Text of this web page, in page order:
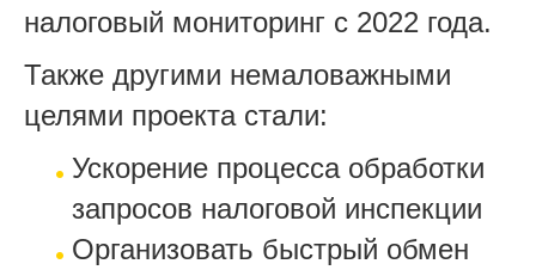
налоговый мониторинг с 2022 года.
Также другими немаловажными
целями проекта стали:
Ускорение процесса обработки
запросов налоговой инспекции
Организовать быстрый обмен